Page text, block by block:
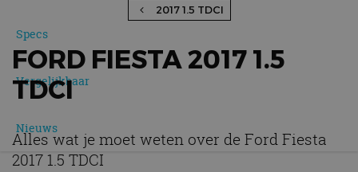
Specs
Vergelijkbaar
Nieuws
2017 1.5 TDCI
FORD FIESTA 2017 1.5
TDCI
Alles wat je moet weten over de Ford Fiesta
2017 1.5 TDCI